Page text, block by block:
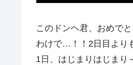
このドンヘ君、おめで
わけで…！！2日目より
1日、はじまりはじまり